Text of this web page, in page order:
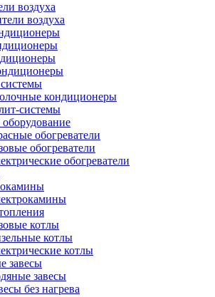
воздуха
воздуха
кондиционеры
системы
обогреватели
обогреватели
обогреватели
котлы
котлы
котлы
завесы
завесы
без нагрева